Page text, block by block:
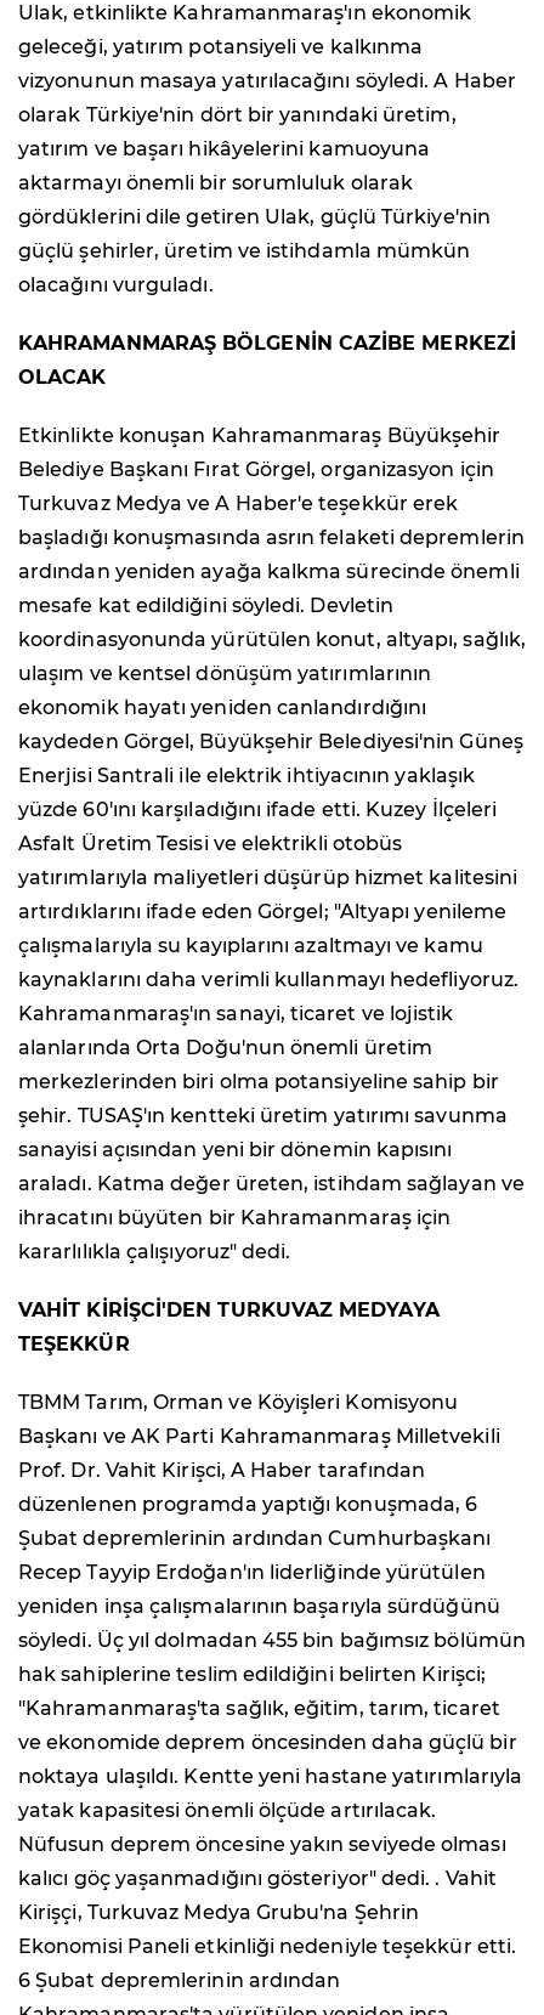
Ulak, etkinlikte Kahramanmaraş'ın ekonomik
geleceği, yatırım potansiyeli ve kalkınma
vizyonunun masaya yatırılacağını söyledi. A Haber
olarak Türkiye'nin dört bir yanındaki üretim,
yatırım ve başarı hikâyelerini kamuoyuna
aktarmayı önemli bir sorumluluk olarak
gördüklerini dile getiren Ulak, güçlü Türkiye'nin
güçlü şehirler, üretim ve istihdamla mümkün
olacağını vurguladı.
KAHRAMANMARAŞ BÖLGENİN CAZİBE MERKEZİ
OLACAK
Etkinlikte konuşan Kahramanmaraş Büyükşehir
Belediye Başkanı Fırat Görgel, organizasyon için
Turkuvaz Medya ve A Haber'e teşekkür erek
başladığı konuşmasında asrın felaketi depremlerin
ardından yeniden ayağa kalkma sürecinde önemli
mesafe kat edildiğini söyledi. Devletin
koordinasyonunda yürütülen konut, altyapı, sağlık,
ulaşım ve kentsel dönüşüm yatırımlarının
ekonomik hayatı yeniden canlandırdığını
kaydeden Görgel, Büyükşehir Belediyesi'nin Güneş
Enerjisi Santrali ile elektrik ihtiyacının yaklaşık
yüzde 60'ını karşıladığını ifade etti. Kuzey İlçeleri
Asfalt Üretim Tesisi ve elektrikli otobüs
yatırımlarıyla maliyetleri düşürüp hizmet kalitesini
artırdıklarını ifade eden Görgel; "Altyapı yenileme
çalışmalarıyla su kayıplarını azaltmayı ve kamu
kaynaklarını daha verimli kullanmayı hedefliyoruz.
Kahramanmaraş'ın sanayi, ticaret ve lojistik
alanlarında Orta Doğu'nun önemli üretim
merkezlerinden biri olma potansiyeline sahip bir
şehir. TUSAŞ'ın kentteki üretim yatırımı savunma
sanayisi açısından yeni bir dönemin kapısını
araladı. Katma değer üreten, istihdam sağlayan ve
ihracatını büyüten bir Kahramanmaraş için
kararlılıkla çalışıyoruz" dedi.
VAHİT KİRİŞCİ'DEN TURKUVAZ MEDYAYA
TEŞEKKÜR
TBMM Tarım, Orman ve Köyişleri Komisyonu
Başkanı ve AK Parti Kahramanmaraş Milletvekili
Prof. Dr. Vahit Kirişci, A Haber tarafından
düzenlenen programda yaptığı konuşmada, 6
Şubat depremlerinin ardından Cumhurbaşkanı
Recep Tayyip Erdoğan'ın liderliğinde yürütülen
yeniden inşa çalışmalarının başarıyla sürdüğünü
söyledi. Üç yıl dolmadan 455 bin bağımsız bölümün
hak sahiplerine teslim edildiğini belirten Kirişci;
"Kahramanmaraş'ta sağlık, eğitim, tarım, ticaret
ve ekonomide deprem öncesinden daha güçlü bir
noktaya ulaşıldı. Kentte yeni hastane yatırımlarıyla
yatak kapasitesi önemli ölçüde artırılacak.
Nüfusun deprem öncesine yakın seviyede olması
kalıcı göç yaşanmadığını gösteriyor" dedi. . Vahit
Kirişçi, Turkuvaz Medya Grubu'na Şehrin
Ekonomisi Paneli etkinliği nedeniyle teşekkür etti.
6 Şubat depremlerinin ardından